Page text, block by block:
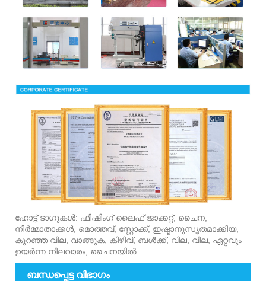
ഹോട്ട് ടാഗുകൾ: ഫിഷിംഗ് ലൈഫ് ജാക്കറ്റ്, ചൈന,
നിർമ്മാതാക്കൾ, മൊത്തവ്, സ്റ്റോക്ക്, ഇഷ്ടാനുസൃതമാക്കിയ,
കുറഞ്ഞ വില, വാങ്ങുക, കിഴിവ്, ബൾക്ക്, വില, വില, ഏറ്റവും
ഉയർന്ന നിലവാരം, ചൈനയിൽ
ബന്ധപ്പെട്ട വിഭാഗം